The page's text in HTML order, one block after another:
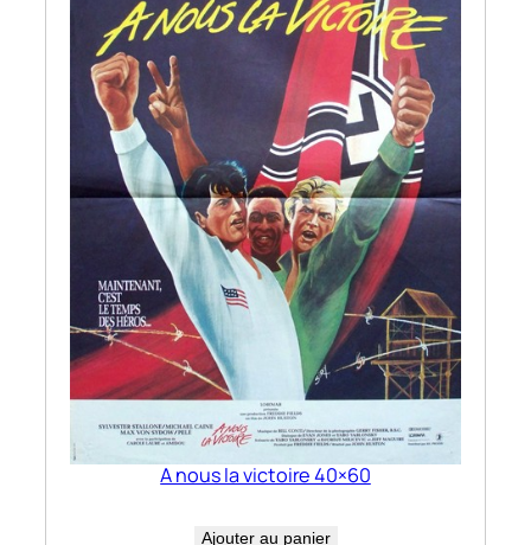
A nous la victoire 40×60
Ajouter au panier